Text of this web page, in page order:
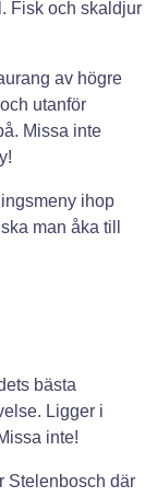
Fisk och skaldjur
av högre
utanför
Missa inte
ihop
man åka till
bästa
Ligger i
inte!
Stelenbosch där